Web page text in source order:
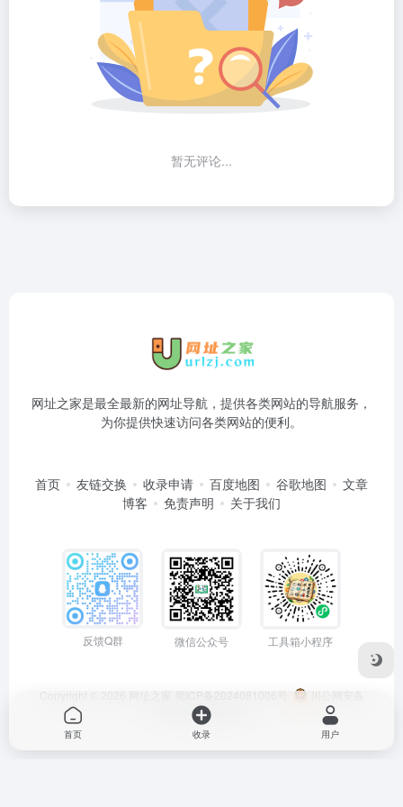
暂无评论...
网址之家是最全最新的网址导航，提供各类网站的导航服务，
为你提供快速访问各类网站的便利。
首页 友链交换 收录申请 百度地图 谷歌地图
文章
博客
免责声明 关于我们
反馈Q群 微信公众号 工具箱小程序
Copyright © 2026 网址之家 蜀ICP备2024081006号
川公网安备
51050202000563号
首页 收录 用户